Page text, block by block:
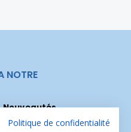
NOTRE
Nouveautés...
pour recevoir
Politique de confidentialité